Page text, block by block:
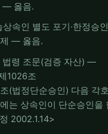
— 옳음.
속인 별도 포기·한정승
— 옳음.
령 조문(검증 자산) ―
1026조
(법정단순승인) 다음 각
는 상속인이 단순승인을
2002.1.14>